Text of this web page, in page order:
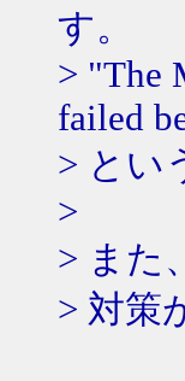
す。
> "The
failed
> とい
>
> また
> 対策